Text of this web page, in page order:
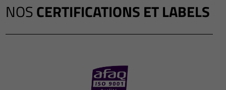
NOSCERTIFICATIONS ET LABELS